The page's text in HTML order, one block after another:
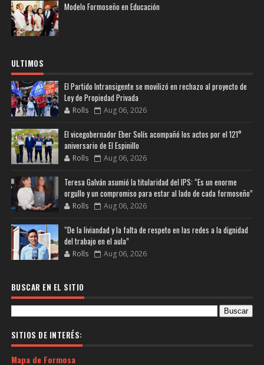
Modelo Formoseño en Educación
ULTIMOS
El Partido Intransigente se movilizó en rechazo al proyecto de
Ley de Propiedad Privada
Rolls Aug 06, 2026
El vicegobernador Eber Solís acompañó los actos por el 121°
aniversario de El Espinillo
Rolls Aug 06, 2026
Teresa Galván asumió la titularidad del IPS: “Es un enorme
orgullo y un compromiso para estar al lado de cada formoseño”
Rolls Aug 06, 2026
“De la liviandad y la falta de respeto en las redes a la dignidad
del trabajo en el aula”
Rolls Aug 06, 2026
BUSCAR EN EL SITIO
SITIOS DE INTERÉS:
Mapa de Formosa